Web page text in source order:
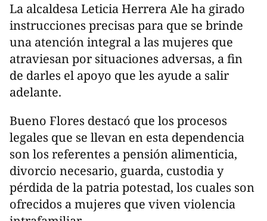
La alcaldesa Leticia Herrera Ale ha girado
instrucciones precisas para que se brinde
una atención integral a las mujeres que
atraviesan por situaciones adversas, a fin
de darles el apoyo que les ayude a salir
adelante.
Bueno Flores destacó que los procesos
legales que se llevan en esta dependencia
son los referentes a pensión alimenticia,
divorcio necesario, guarda, custodia y
pérdida de la patria potestad, los cuales son
ofrecidos a mujeres que viven violencia